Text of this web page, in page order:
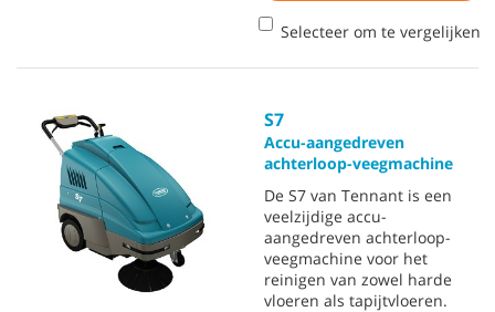
Selecteer om te vergelijken
S7
Accu-aangedreven
achterloop-veegmachine
De S7 van Tennant is een
veelzijdige accu-
aangedreven achterloop-
veegmachine voor het
reinigen van zowel harde
vloeren als tapijtvloeren.